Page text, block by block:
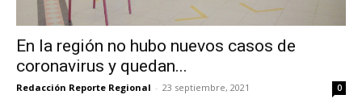
En la región no hubo nuevos casos de
coronavirus y quedan...
Redacción Reporte Regional - 23 septiembre, 2021 0